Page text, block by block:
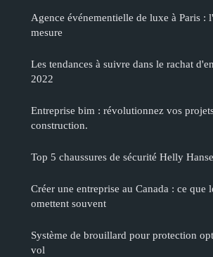
Agence événementielle de luxe à Paris :
mesure
Les tendances à suivre dans le rachat
2022
Entreprise bim : révolutionnez vos
construction.
Top 5 chaussures de sécurité Helly
Créer une entreprise au Canada : ce que
omettent souvent
Système de brouillard pour protection
vol